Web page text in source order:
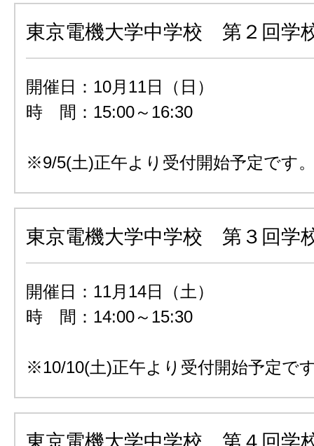
東京電機大学中学校 第２回学
開催日：10月11日（日）
時 間：15:00～16:30
※9/5(土)正午より受付開始予定です
東京電機大学中学校 第３回学
開催日：11月14日（土）
時 間：14:00～15:30
※10/10(土)正午より受付開始予定で
東京電機大学中学校 第４回